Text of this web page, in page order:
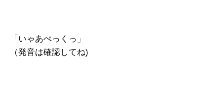
「いゃあぺっくっ」
（発音は確認してね)